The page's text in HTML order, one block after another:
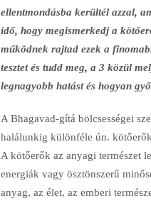
ellentmondásba kerültél azzal,
idő, hogy megismerkedj a
működnek rajtad ezek a
tesztet és tudd meg, a 3 közül
legnagyobb hatást és hogyan
A Bhagavad-gítá bölcsességei
halálunkig különféle ún.
A kötőerők az anyagi természet
energiák vagy ösztönszerű
anyag, az élet, az emberi